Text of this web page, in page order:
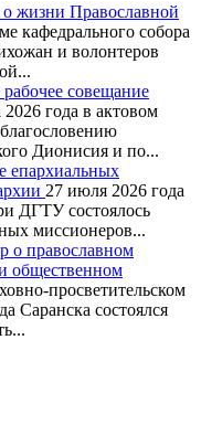
о жизни Православной
кафедрального собора
и волонтеров
совещание
2026 года в актовом
Дионисия и по...
епархиальных
27 июля 2026 года
ДГТУ состоялось
миссионеров...
о православном
общественном
просветительском
Саранска состоялся